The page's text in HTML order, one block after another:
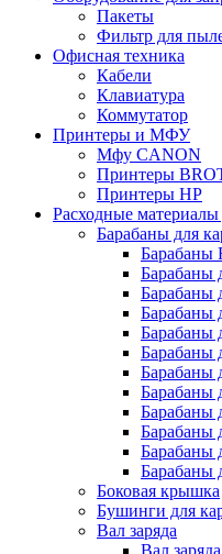
Пакеты
Фильтр для
Офисная техника
Кабели
Клавиатура
Коммутатор
Принтеры и МФУ
Мфу CANON
Принтеры
Принтеры HP
Расходные
Барабаны для
Барабаны
Барабаны
Барабаны
Барабаны
Барабаны
Барабаны
Барабаны
Барабаны
Барабаны
Барабаны
Барабаны
Барабаны
Боковая крышка
Бушинги для
Вал заряда